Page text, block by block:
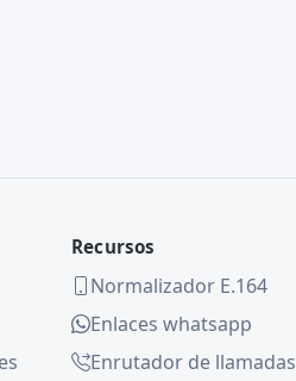
Recursos
Normalizador E.164
Enlaces whatsapp
Enrutador de llamadas